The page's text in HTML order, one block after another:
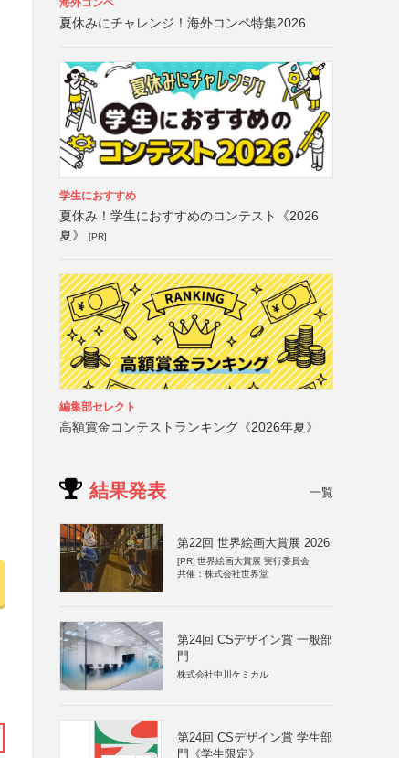
海外コンペ
夏休みにチャレンジ！海外コンペ特集2026
学生におすすめ
夏休み！学生におすすめのコンテスト《2026
夏》
[PR]
編集部セレクト
高額賞金コンテストランキング《2026年夏》
結果発表 一覧
第22回 世界絵画大賞展 2026
[PR] 世界絵画大賞展 実行委員会
共催：株式会社世界堂
第24回 CSデザイン賞 一般部
門
株式会社中川ケミカル
第24回 CSデザイン賞 学生部
門《学生限定》